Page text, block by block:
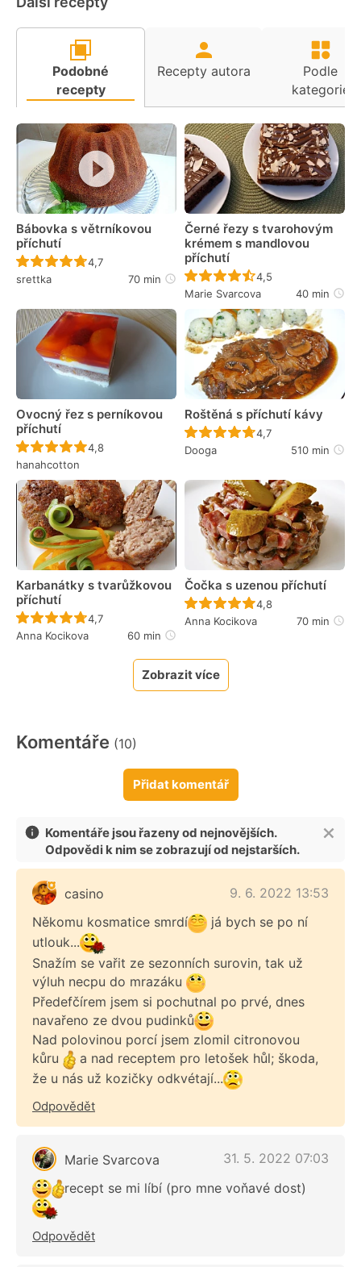
Podobné
recepty
Recepty autora
Podle
kategorie
Bábovka s větrníkovou
příchutí
Recept ještě nebyl hodnocen
4,7
srettka
70 min
Černé řezy s tvarohovým
krémem s mandlovou
příchutí
Recept ještě nebyl
4,5
Marie Svarcova
40 min
Ovocný řez s perníkovou
příchutí
Recept ještě nebyl hodnocen
4,8
hanahcotton
Roštěná s příchutí kávy
Recept ještě nebyl
4,7
Dooga
510 min
Karbanátky s tvarůžkovou
příchutí
Recept ještě nebyl hodnocen
4,7
Anna Kocikova
60 min
Čočka s uzenou příchutí
Recept ještě nebyl
4,8
Anna Kocikova
70 min
Zobrazit více
Komentáře (10)
Přidat komentář
Komentáře jsou řazeny od nejnovějších.
Odpovědi k nim se zobrazují od nejstarších.
casino
9. 6. 2022 13:53
Někomu kosmatice smrdí
já bych se po ní
utlouk...
Snažím se vařit ze sezonních surovin, tak už
výluh necpu do mrazáku
Předefčírem jsem si pochutnal po prvé, dnes
navařeno ze dvou pudinků
Nad polovinou porcí jsem zlomil citronovou
kůru
a nad receptem pro letošek hůl; škoda,
že u nás už kozičky odkvétají...
Odpovědět
Marie Svarcova
31. 5. 2022 07:03
recept se mi líbí (pro mne voňavé dost)
Odpovědět